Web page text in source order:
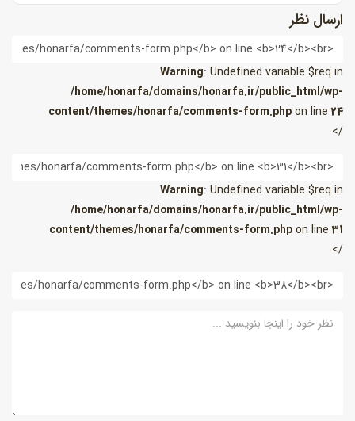
ارسال نظر
Warning: Undefined variable $req in
/home/honarfa/domains/honarfa.ir/public_html/wp-
content/themes/honarfa/comments-form.phpon line24
/>
ایمیل
Warning: Undefined variable $req in
/home/honarfa/domains/honarfa.ir/public_html/wp-
content/themes/honarfa/comments-form.phpon line31
/>